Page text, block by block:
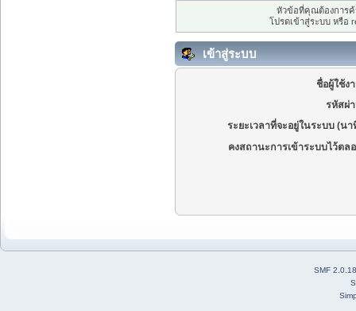
หัวข้อที่คุณต้องการ
โปรดเข้าสู่ระบบ หรือ
เข้าสู่ระบบ
ชื่อผู้ใช้ง
รหัสผ่
ระยะเวลาที่จะอยู่ในระบบ (นา
คงสถานะการเข้าระบบไว้ตล
SMF 2.0.18